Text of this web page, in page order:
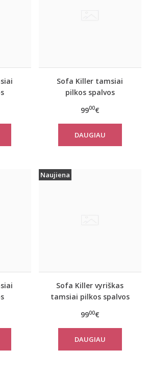
Sofa Killer tamsiai
pilkos spalvos
Rock su šortais
9900€
DAUGIAU
Naujiena
Sofa Killer vyriškas
tamsiai pilkos spalvos
Rock su šortais
9900€
DAUGIAU